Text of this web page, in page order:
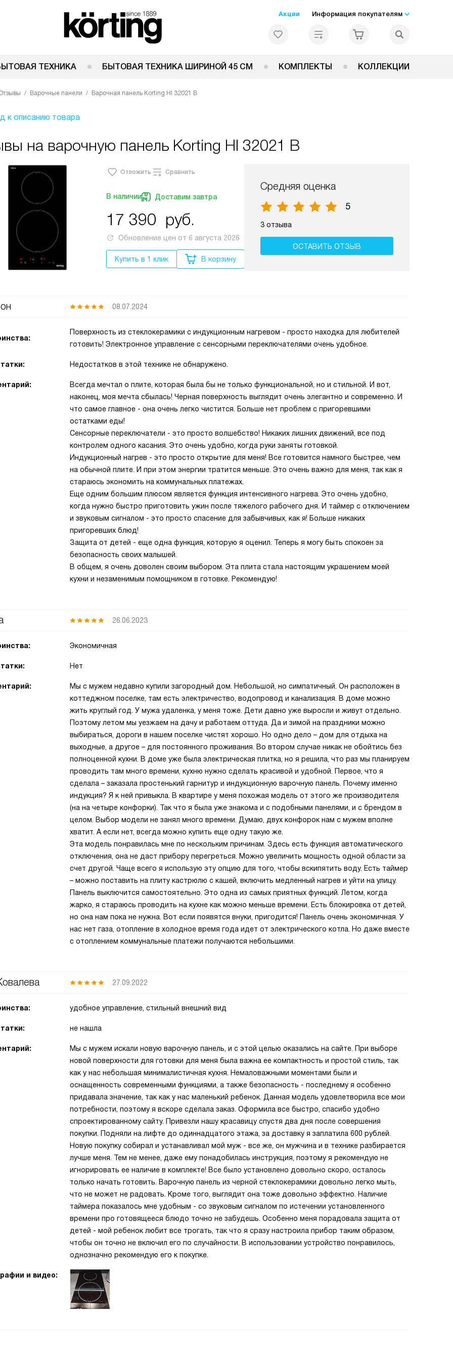
Акции Информация покупателям
ТЕХНИКА БЫТОВАЯ ТЕХНИКА ШИРИНОЙ 45 СМ КОМПЛЕКТЫ КОЛЛЕКЦИИ
Варочные панели Варочная панель Korting HI 32021 B
к описанию товара
на варочную панель Korting HI 32021 B
Отложить Сравнить
В наличии Доставим завтра
17 390 руб.
Обновление цен от 6 августа 2026
Купить в 1 клик В корзину
Средняя оценка
5
3 отзыва
ОСТАВИТЬ ОТЗЫВ
08.07.2024
Поверхность из стеклокерамики с индукционным нагревом - просто находка для любителей
готовить! Электронное управление с сенсорными переключателями очень удобное.
Недостатков в этой технике не обнаружено.
Всегда мечтал о плите, которая была бы не только функциональной, но и стильной. И вот,
наконец, моя мечта сбылась! Черная поверхность выглядит очень элегантно и современно. И
что самое главное - она очень легко чистится. Больше нет проблем с пригоревшими
остатками еды!
Сенсорные переключатели - это просто волшебство! Никаких лишних движений, все под
контролем одного касания. Это очень удобно, когда руки заняты готовкой.
Индукционный нагрев - это просто открытие для меня! Все готовится намного быстрее, чем
на обычной плите. И при этом энергии тратится меньше. Это очень важно для меня, так как я
стараюсь экономить на коммунальных платежах.
Еще одним большим плюсом является функция интенсивного нагрева. Это очень удобно,
когда нужно быстро приготовить ужин после тяжелого рабочего дня. И таймер с отключением
и звуковым сигналом - это просто спасение для забывчивых, как я! Больше никаких
пригоревших блюд!
Защита от детей - еще одна функция, которую я оценил. Теперь я могу быть спокоен за
безопасность своих малышей.
В общем, я очень доволен своим выбором. Эта плита стала настоящим украшением моей
кухни и незаменимым помощником в готовке. Рекомендую!
26.06.2023
Экономичная
Нет
Мы с мужем недавно купили загородный дом. Небольшой, но симпатичный. Он расположен в
коттеджном поселке, там есть электричество, водопровод и канализация. В доме можно
жить круглый год. У мужа удаленка, у меня тоже. Дети давно уже выросли и живут отдельно.
Поэтому летом мы уезжаем на дачу и работаем оттуда. Да и зимой на праздники можно
выбираться, дороги в нашем поселке чистят хорошо. Но одно дело – дом для отдыха на
выходные, а другое – для постоянного проживания. Во втором случае никак не обойтись без
полноценной кухни. В доме уже была электрическая плитка, но я решила, что раз мы планируем
проводить там много времени, кухню нужно сделать красивой и удобной. Первое, что я
сделала – заказала простенький гарнитур и индукционную варочную панель. Почему именно
индукция? Я к ней привыкла. В квартире у меня похожая модель от этого же производителя
(на на четыре конфорки). Так что я была уже знакома и с подобными панелями, и с брендом в
целом. Выбор модели не занял много времени. Думаю, двух конфорок нам с мужем вполне
хватит. А если нет, всегда можно купить еще одну такую же.
Эта модель понравилась мне по нескольким причинам. Здесь есть функция автоматического
отключения, она не даст прибору перегреться. Можно увеличить мощность одной области за
счет другой. Чаще всего я использую эту опцию для того, чтобы вскипятить воду. Есть таймер
– можно поставить на плиту кастрюлю с кашей, включить медленный нагрев и уйти на улицу.
Панель выключится самостоятельно. Это одна из самых приятных функций. Летом, когда
жарко, я стараюсь проводить на кухне как можно меньше времени. Есть блокировка от детей,
но она нам пока не нужна. Вот если появятся внуки, пригодится! Панель очень экономичная. У
нас нет газа, отопление в холодное время года идет от электрического котла. Но даже вместе
с отоплением коммунальные платежи получаются небольшими.
27.09.2022
удобное управление, стильный внешний вид
не нашла
Мы с мужем искали новую варочную панель, и с этой целью оказались на сайте. При выборе
новой поверхности для готовки для меня была важна ее компактность и простой стиль, так
как у нас небольшая минималистичная кухня. Немаловажными моментами были и
оснащенность современными функциями, а также безопасность - последнему я особенно
придавала значение, так как у нас маленький ребенок. Данная модель удовлетворила все мои
потребности, поэтому я вскоре сделала заказ. Оформила все быстро, спасибо удобно
спроектированному сайту. Привезли нашу красавицу спустя два дня после совершения
покупки. Подняли на лифте до одиннадцатого этажа, за доставку я заплатила 600 рублей.
Новую покупку собирал и устанавливал мой муж - все же, он мужчина и в технике разбирается
лучше меня. Тем не менее, даже ему понадобилась инструкция, поэтому я рекомендую не
игнорировать ее наличие в комплекте! Все было установлено довольно скоро, осталось
только начать готовить. Варочную панель из черной стеклокерамики довольно легко мыть,
что не может не радовать. Кроме того, выглядит она тоже довольно эффектно. Наличие
таймера показалось мне удобным - со звуковым сигналом по истечении установленного
времени про готовящееся блюдо точно не забудешь. Особенно меня порадовала защита от
детей - мой ребенок любит все трогать, так что я сразу настроила прибор таким образом,
чтобы он точно не включил его по случайности. В использовании устройство понравилось,
однозначно рекомендую его к покупке.
и видео: